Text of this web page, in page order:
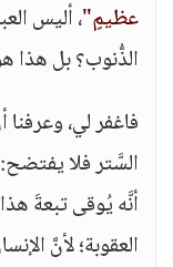
عظيمٍ"، أليس
الذُّنوب؟ بل هذا
فاغفر لي،
السَّتر فلا يفتضح:
أنَّه يُوقى تبعةَ
العقوبة؛ لأنَّ